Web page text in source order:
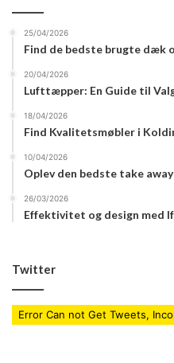
25/04/2026
Find de bedste brugte dæk
20/04/2026
Lufttæpper: En Guide til
18/04/2026
Find Kvalitetsmøbler i
10/04/2026
Oplev den bedste take
26/03/2026
Effektivitet og design med
Twitter
Error Can not Get Tweets,